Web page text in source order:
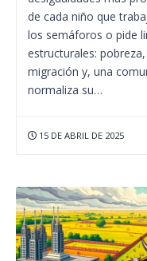
de cada niño que
los semáforos o pide
estructurales:
migración y, una
normaliza su…
15 DE ABRIL DE 2025